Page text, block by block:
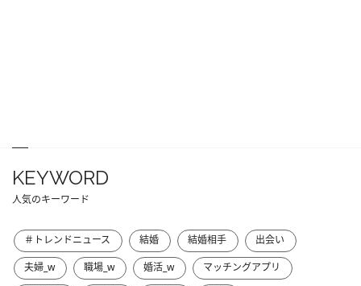
KEYWORD
人気のキーワード
＃トレンドニュース 結婚 結婚相手
出会い
夫婦_w
職場_w 婚活_w
マッチングアプリ